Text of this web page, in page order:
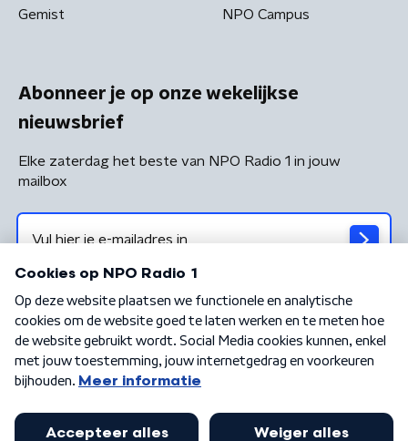
Gemist NPO Campus
Abonneer je op onze wekelijkse
nieuwsbrief
Elke zaterdag het beste van NPO Radio 1 in jouw
mailbox
Algemene voorwaarden